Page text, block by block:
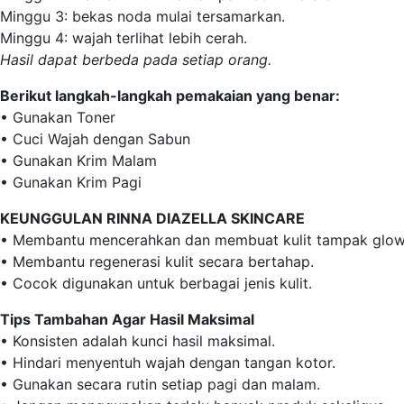
Minggu 3: bekas noda mulai tersamarkan.
Minggu 4: wajah terlihat lebih cerah.
Hasil dapat berbeda pada setiap orang.
Berikut langkah-langkah pemakaian yang benar:
• Gunakan Toner
• Cuci Wajah dengan Sabun
• Gunakan Krim Malam
• Gunakan Krim Pagi
KEUNGGULAN RINNA DIAZELLA SKINCARE
• Membantu mencerahkan dan membuat kulit tampak
• Membantu regenerasi kulit secara bertahap.
• Cocok digunakan untuk berbagai jenis kulit.
Tips Tambahan Agar Hasil Maksimal
• Konsisten adalah kunci hasil maksimal.
• Hindari menyentuh wajah dengan tangan kotor.
• Gunakan secara rutin setiap pagi dan malam.